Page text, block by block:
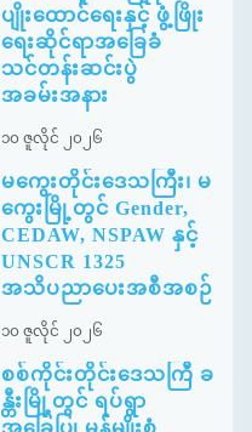
ပျိုးထောင်ရေးနှင့် ဖွံ့ဖြိုး
ရေးဆိုင်ရာအခြေခံ
သင်တန်းဆင်းပွဲ
အခမ်းအနား
၁၀ ဇူလိုင် ၂၀၂၆
မကွေးတိုင်းဒေသကြီး၊ မ
ကွေးမြို့တွင် Gender,
CEDAW, NSPAW နှင့်
UNSCR 1325
အသိပညာပေးအစီအစဉ်
၁၀ ဇူလိုင် ၂၀၂၆
စစ်ကိုင်းတိုင်းဒေသကြီ ခ
န္တီးမြို့တွင် ရပ်ရွာ
အခြေပြု မုန့်မျိုးစုံ